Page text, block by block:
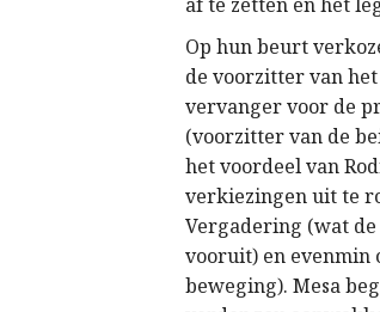
Op hun beurt
de voorzitter van
vervanger voor de
(voorzitter van de
het voordeel van
verkiezingen uit te
Vergadering (wat
vooruit) en evenmin
beweging). Mesa